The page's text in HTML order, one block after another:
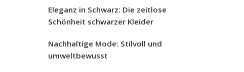
Eleganz in Schwarz: Die zeitlose
Schönheit schwarzer Kleider
Nachhaltige Mode: Stilvoll und
umweltbewusst